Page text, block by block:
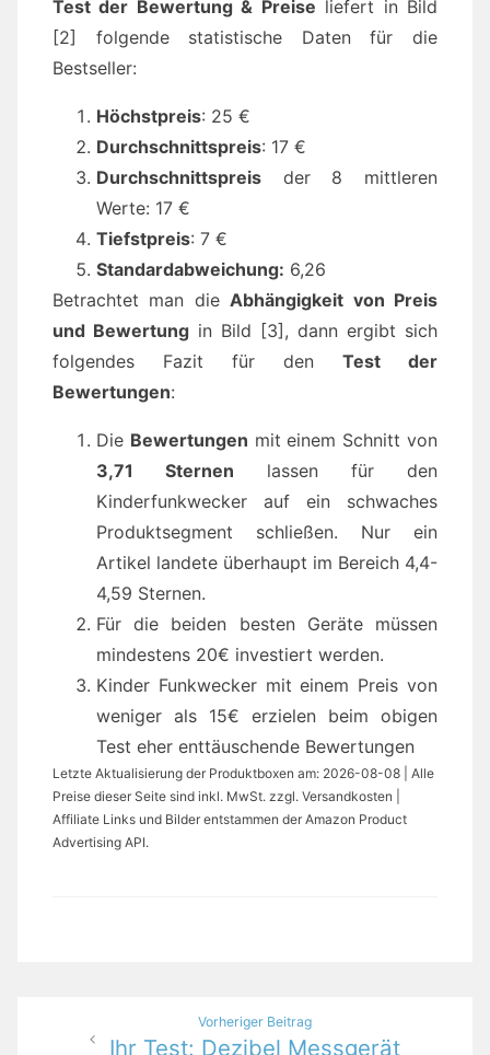
Test der Bewertung & Preise liefert in Bild
[2] folgende statistische Daten für die
Bestseller:
Höchstpreis: 25 €
Durchschnittspreis: 17 €
Durchschnittspreis der 8 mittleren
Werte: 17 €
Tiefstpreis: 7 €
Standardabweichung: 6,26
Betrachtet man die Abhängigkeit von Preis
und Bewertung in Bild [3], dann ergibt sich
folgendes Fazit für den Test der
Bewertungen:
Die Bewertungen mit einem Schnitt von
3,71 Sternen lassen für den
Kinderfunkwecker auf ein schwaches
Produktsegment schließen. Nur ein
Artikel landete überhaupt im Bereich 4,4-
4,59 Sternen.
Für die beiden besten Geräte müssen
mindestens 20€ investiert werden.
Kinder Funkwecker mit einem Preis von
weniger als 15€ erzielen beim obigen
Test eher enttäuschende Bewertungen
Letzte Aktualisierung der Produktboxen am: 2026-08-08 | Alle
Preise dieser Seite sind inkl. MwSt. zzgl. Versandkosten |
Affiliate Links und Bilder entstammen der Amazon Product
Advertising API.
Beitragsnavigation
Vorheriger Beitrag
Ihr Test: Dezibel Messgerät